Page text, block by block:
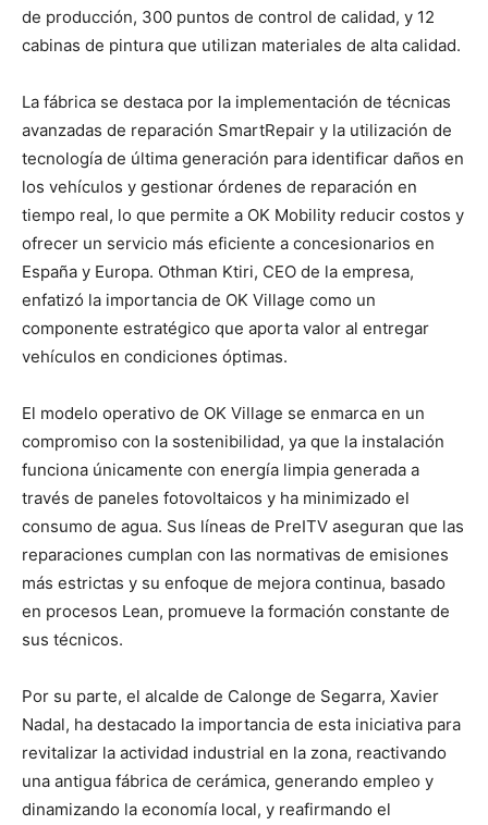
de producción, 300 puntos de control de calidad, y 12
cabinas de pintura que utilizan materiales de alta calidad.
La fábrica se destaca por la implementación de técnicas
avanzadas de reparación SmartRepair y la utilización de
tecnología de última generación para identificar daños en
los vehículos y gestionar órdenes de reparación en
tiempo real, lo que permite a OK Mobility reducir costos y
ofrecer un servicio más eficiente a concesionarios en
España y Europa. Othman Ktiri, CEO de la empresa,
enfatizó la importancia de OK Village como un
componente estratégico que aporta valor al entregar
vehículos en condiciones óptimas.
El modelo operativo de OK Village se enmarca en un
compromiso con la sostenibilidad, ya que la instalación
funciona únicamente con energía limpia generada a
través de paneles fotovoltaicos y ha minimizado el
consumo de agua. Sus líneas de PreITV aseguran que las
reparaciones cumplan con las normativas de emisiones
más estrictas y su enfoque de mejora continua, basado
en procesos Lean, promueve la formación constante de
sus técnicos.
Por su parte, el alcalde de Calonge de Segarra, Xavier
Nadal, ha destacado la importancia de esta iniciativa para
revitalizar la actividad industrial en la zona, reactivando
una antigua fábrica de cerámica, generando empleo y
dinamizando la economía local, y reafirmando el